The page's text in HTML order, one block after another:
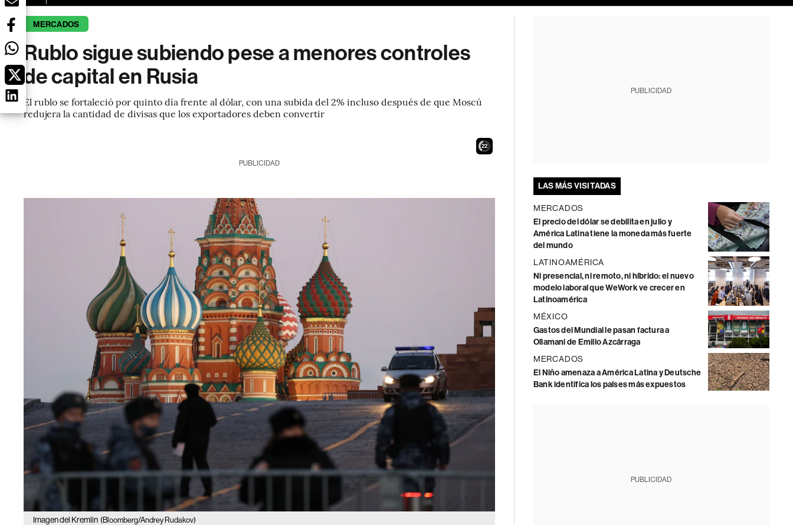
MERCADOS
Rublo sigue subiendo pese a menores controles
de capital en Rusia
El rublo se fortaleció por quinto día frente al dólar, con una subida del 2% incluso después de que Moscú
redujera la cantidad de divisas que los exportadores deben convertir
21
PUBLICIDAD
Imagen del Kremlin (Bloomberg/Andrey Rudakov)
PUBLICIDAD
LAS MÁS VISITADAS
MERCADOS
El precio del dólar se debilita en julio y
América Latina tiene la moneda más fuerte
del mundo
LATINOAMÉRICA
Ni presencial, ni remoto, ni híbrido: el nuevo
modelo laboral que WeWork ve crecer en
Latinoamérica
MÉXICO
Gastos del Mundial le pasan factura a
Ollamani de Emilio Azcárraga
MERCADOS
El Niño amenaza a América Latina y Deutsche
Bank identifica los países más expuestos
PUBLICIDAD